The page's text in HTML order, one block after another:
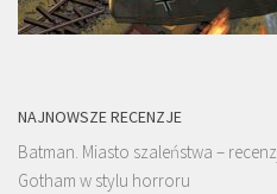
NAJNOWSZE RECENZJE
Batman. Miasto szaleństwa –
Gotham w stylu horroru